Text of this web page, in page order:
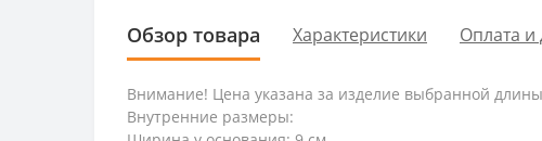
Обзор товара Характеристики Оплата и
Внимание! Цена указана за изделие выбранной
Внутренние размеры: